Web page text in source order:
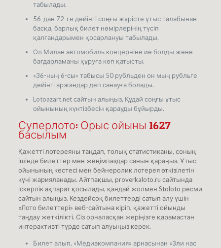
табылады.
56-дан 72-ге дейінгі соңғы жүрісте ұтыс талабынан
басқа, барлық билет нөмірлерінің түсіп
қалғандарымен қосарлануы табылады.
Ол Милан автомобиль концерніне ие болды және
бағдарламаны құруға көп қатысты.
«36-ның 6-сы» табысы 50 рубльден он мың рубльге
дейінгі аржандар деп санауға болады.
Lotoazart.net сайтын алыңыз, Құдай соңғы ұтыс
ойынының күнтізбесін қарауды бұйырды.
Суперлото: Орыс ойыны 1627
басылым
Қажетті лотереяны таңдап, толық статистиканы, соның
ішінде билеттер мен жеңімпаздар санын қараңыз. Ұтыс
ойынының кестесі мен бейнеролик лотерея өткізілетін
күні жарияланады. Айтпақшы, proverkaloto.ru сайтында
іскерлік ақпарат қосылады, қандай жолмен Stoloto ресми
сайтын алыңыз. Кездейсоқ билеттерді сатып алу үшін
«Лото билеттері» веб-сайтына кіріп, қажетті ойынды
таңдау жеткілікті. Сіз орналасқан жеріңізге қарамастан
интерактивті түрде сатып алуыңыз керек.
Билет алып, «Медиакомпания» арнасынан «Зли нас